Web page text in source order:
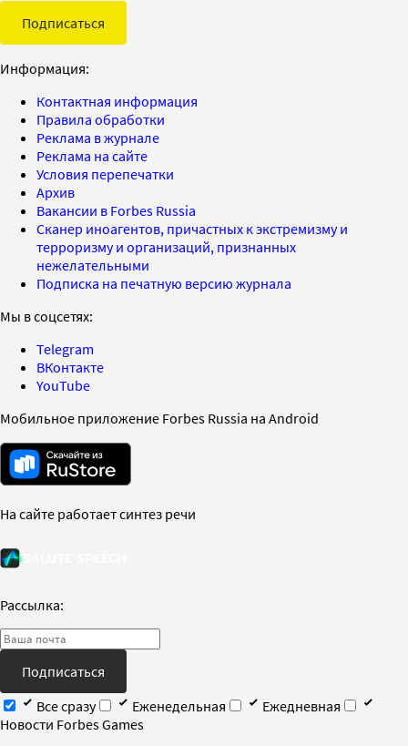
Подписаться
Информация:
Контактная информация
Правила обработки
Реклама в журнале
Реклама на сайте
Условия перепечатки
Архив
Вакансии в Forbes Russia
Сканер иноагентов, причастных к экстремизму и
терроризму и организаций, признанных
нежелательными
Подписка на печатную версию журнала
Мы в соцсетях:
Telegram
ВКонтакте
YouTube
Мобильное приложение Forbes Russia на Android
На сайте работает синтез речи
Рассылка:
Подписаться
Все сразу
Еженедельная
Ежедневная
Новости Forbes Games